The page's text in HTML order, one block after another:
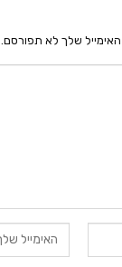
שלך לא תפורסם.